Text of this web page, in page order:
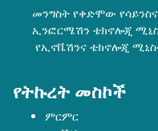
መንግስት የቀድሞው
ኢንፎርሜሽን ቴክኖሎጂ
የኢኖቬሽንና ቴክኖሎጂ
የትኩረት መስኮች
ምርምር